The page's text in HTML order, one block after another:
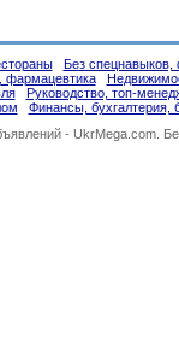
Без спецнавыков,
фармацевтика
Руководство, топ-
Финансы, бухгалтерия,
- UkrMega.com.